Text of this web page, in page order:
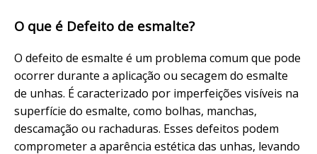
O que é Defeito de esmalte?
O defeito de esmalte é um problema comum que pode
ocorrer durante a aplicação ou secagem do esmalte
de unhas. É caracterizado por imperfeições visíveis na
superfície do esmalte, como bolhas, manchas,
descamação ou rachaduras. Esses defeitos podem
comprometer a aparência estética das unhas, levando